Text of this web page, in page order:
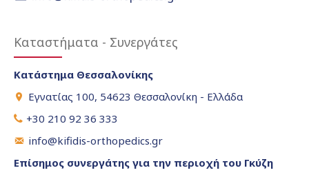
Καταστήματα - Συνεργάτες
Κατάστημα Θεσσαλονίκης
Εγνατίας 100, 54623 Θεσσαλονίκη - Ελλάδα
+30 210 92 36 333
info@kifidis-orthopedics.gr
Επίσημος συνεργάτης για την περιοχή του Γκύζη